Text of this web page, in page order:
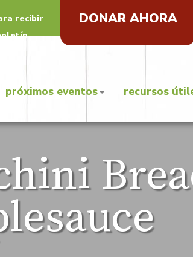
recibir
DONAR AHORA
próximos eventos recursos